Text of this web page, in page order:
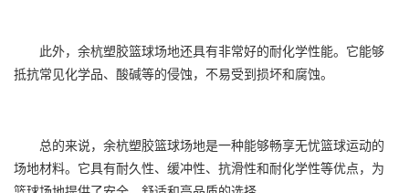
此外，余杭塑胶篮球场地还具有非常好的耐化学性能。它能够
抵抗常见化学品、酸碱等的侵蚀，不易受到损坏和腐蚀。
总的来说，余杭塑胶篮球场地是一种能够畅享无忧篮球运动的
场地材料。它具有耐久性、缓冲性、抗滑性和耐化学性等优点，为